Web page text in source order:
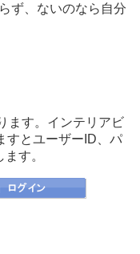
ず、ないのなら自分
ます。インテリアビ
すとユーザーID、パ
す。